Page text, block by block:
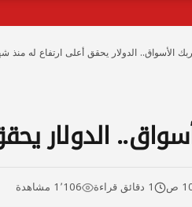
الأسواق.. الدولار يحقق أعلى ارتفاع له منذ
الدولار
1 دقائق قراءة 1٬106 مشاهدة